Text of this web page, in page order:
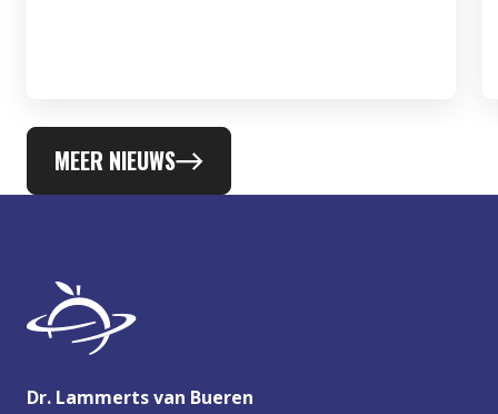
MEER NIEUWS
Dr. Lammerts van Bueren